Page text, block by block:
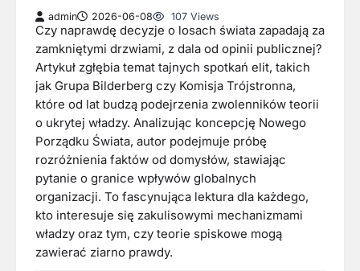
admin 2026-06-08 107 Views
Czy naprawdę decyzje o losach świata zapadają za
zamkniętymi drzwiami, z dala od opinii publicznej?
Artykuł zgłębia temat tajnych spotkań elit, takich
jak Grupa Bilderberg czy Komisja Trójstronna,
które od lat budzą podejrzenia zwolenników teorii
o ukrytej władzy. Analizując koncepcję Nowego
Porządku Świata, autor podejmuje próbę
rozróżnienia faktów od domysłów, stawiając
pytanie o granice wpływów globalnych
organizacji. To fascynująca lektura dla każdego,
kto interesuje się zakulisowymi mechanizmami
władzy oraz tym, czy teorie spiskowe mogą
zawierać ziarno prawdy.